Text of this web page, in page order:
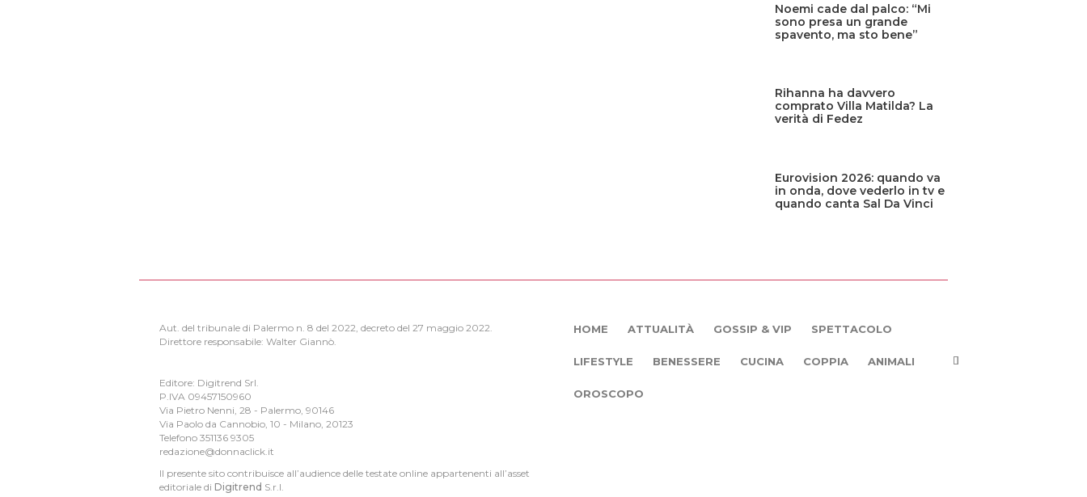
Noemi cade dal palco: “Mi
sono presa un grande
spavento, ma sto bene”
Rihanna ha davvero
comprato Villa Matilda? La
verità di Fedez
Eurovision 2026: quando va
in onda, dove vederlo in tv e
quando canta Sal Da Vinci
Aut. del tribunale di Palermo n. 8 del 2022, decreto del 27 maggio 2022.
Direttore responsabile: Walter Giannò.
Editore: Digitrend Srl.
P.IVA 09457150960
Via Pietro Nenni, 28 - Palermo, 90146
Via Paolo da Cannobio, 10 - Milano, 20123
Telefono 351136 9305
redazione@donnaclick.it
Il presente sito contribuisce all’audience delle testate online appartenenti all’asset
editoriale di Digitrend S.r.l.
HOME ATTUALITÀ GOSSIP & VIP SPETTACOLO
LIFESTYLE BENESSERE CUCINA COPPIA ANIMALI
OROSCOPO